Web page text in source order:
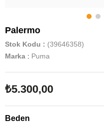
Palermo
Stok Kodu
(39646358)
Marka : Puma
₺5.300,00
Beden